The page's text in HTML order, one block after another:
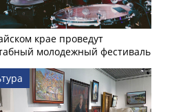
крае проведут
молодежный фестиваль